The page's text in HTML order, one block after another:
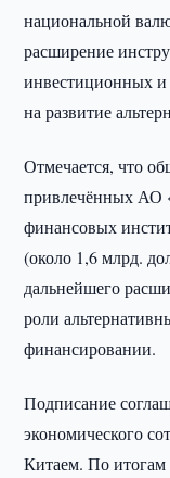
национальной
расширение
инвестиционных и
на развитие
Отмечается, что
привлечённых АО
финансовых
(около 1,6 млрд.
дальнейшего
роли
финансировании.
Подписание
экономического
Китаем. По итогам